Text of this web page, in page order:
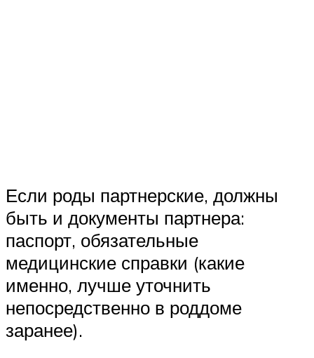
Если роды партнерские, должны
быть и документы партнера:
паспорт, обязательные
медицинские справки (какие
именно, лучше уточнить
непосредственно в роддоме
заранее).